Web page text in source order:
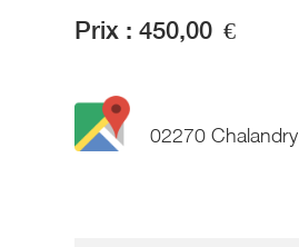
Prix : 450,00 €
02270 Chalandry